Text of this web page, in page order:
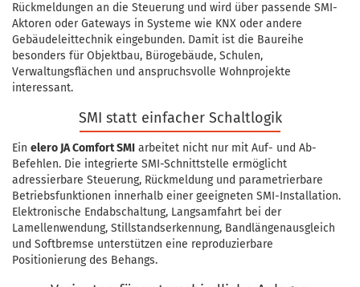
Rückmeldungen an die Steuerung und wird über passende SMI-
Aktoren oder Gateways in Systeme wie KNX oder andere
Gebäudeleittechnik eingebunden. Damit ist die Baureihe
besonders für Objektbau, Bürogebäude, Schulen,
Verwaltungsflächen und anspruchsvolle Wohnprojekte
interessant.
SMI statt einfacher Schaltlogik
Ein elero JA Comfort SMI arbeitet nicht nur mit Auf- und Ab-
Befehlen. Die integrierte SMI-Schnittstelle ermöglicht
adressierbare Steuerung, Rückmeldung und parametrierbare
Betriebsfunktionen innerhalb einer geeigneten SMI-Installation.
Elektronische Endabschaltung, Langsamfahrt bei der
Lamellenwendung, Stillstandserkennung, Bandlängenausgleich
und Softbremse unterstützen eine reproduzierbare
Positionierung des Behangs.